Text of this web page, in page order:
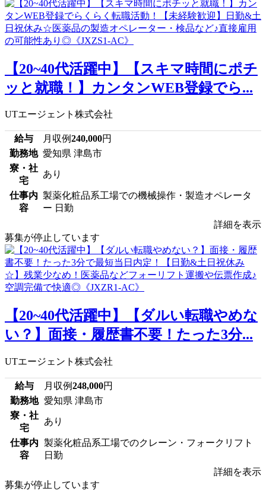
【20~40代活躍中】【スキマ時間にポチ
ッと就職！】カンタンWEB登録でら...
UTエージェント株式会社
給与 月収例240,000円
勤務地 愛知県 津島市
寮・社
宅
あり
仕事内
容
製薬化粧品系工場での機械操作・製造オペレータ
ー 日勤
詳細を表示
募集が停止しています
【20~40代活躍中】【ダルい転職やめな
い？】面接・履歴書不要！たった3分...
UTエージェント株式会社
給与 月収例248,000円
勤務地 愛知県 津島市
寮・社
宅
あり
仕事内
容
製薬化粧品系工場でのクレーン・フォークリフト
日勤
詳細を表示
募集が停止しています